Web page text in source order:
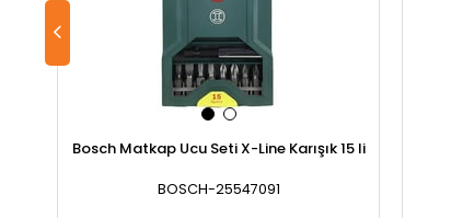
Bosch Matkap Ucu Seti X-Line Karışık 15 li
BOSCH-25547091